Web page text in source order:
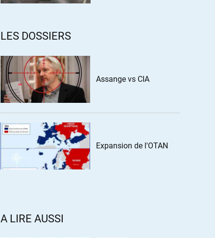
LES DOSSIERS
Assange vs CIA
Expansion de l'OTAN
A LIRE AUSSI